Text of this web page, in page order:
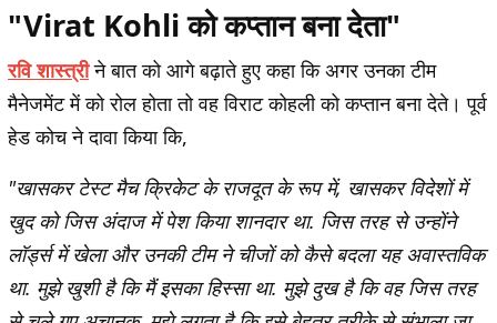
"Virat Kohli को कप्तान बना देता"
रवि शास्त्रीने बात को आगे बढ़ाते हुए कहा कि अगर उनका टीम
मैनेजमेंट में को रोल होता तो वह विराट कोहली को कप्तान बना देते। पूर्व
हेड कोच ने दावा किया कि,
"खासकर टेस्ट मैच क्रिकेट के राजदूत के रूप में, खासकर विदेशों में
खुद को जिस अंदाज में पेश किया शानदार था. जिस तरह से उन्होंने
लॉर्ड्स में खेला और उनकी टीम ने चीजों को कैसे बदला यह अवास्तविक
था. मुझे खुशी है कि मैं इसका हिस्सा था. मुझे दुख है कि वह जिस तरह